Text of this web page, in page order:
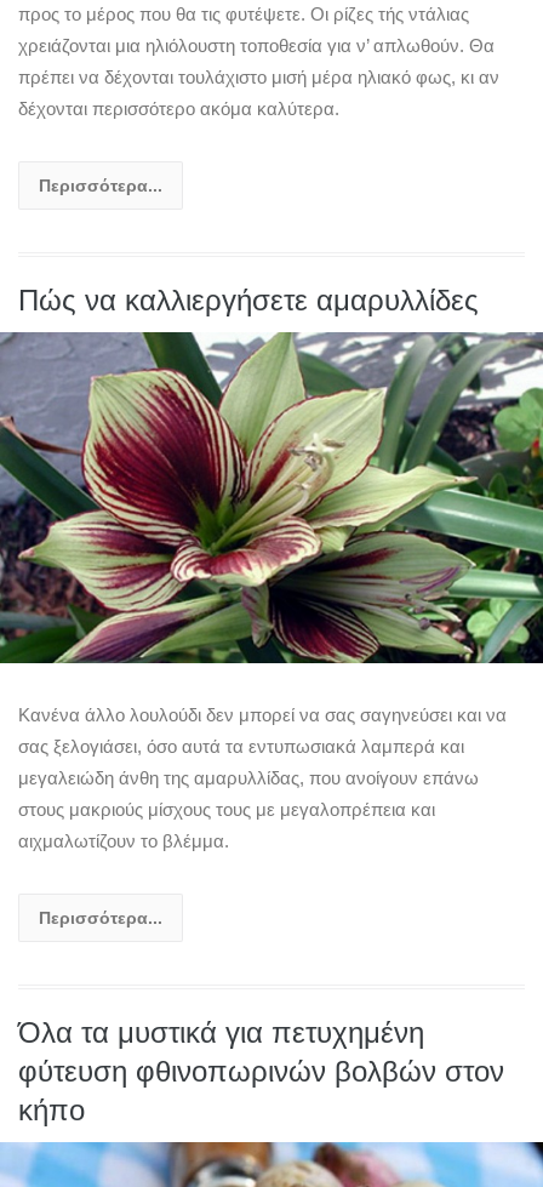
προς το μέρος που θα τις φυτέψετε. Οι ρίζες τής ντάλιας
χρειάζονται μια ηλιόλουστη τοποθεσία για ν’ απλωθούν. Θα
πρέπει να δέχονται τουλάχιστο μισή μέρα ηλιακό φως, κι αν
δέχονται περισσότερο ακόμα καλύτερα.
Περισσότερα...
Πώς να καλλιεργήσετε αμαρυλλίδες
Κανένα άλλο λουλούδι δεν μπορεί να σας σαγηνεύσει και να
σας ξελογιάσει, όσο αυτά τα εντυπωσιακά λαμπερά και
μεγαλειώδη άνθη της αμαρυλλίδας, που ανοίγουν επάνω
στους μακριούς μίσχους τους με μεγαλοπρέπεια και
αιχμαλωτίζουν το βλέμμα.
Περισσότερα...
Όλα τα μυστικά για πετυχημένη
φύτευση φθινοπωρινών βολβών στον
κήπο